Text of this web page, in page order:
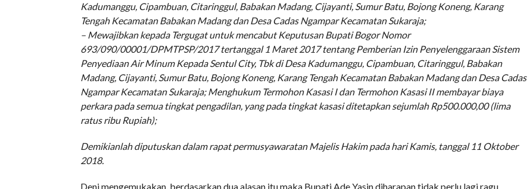
Kadumanggu, Cipambuan, Citaringgul, Babakan Madang, Cijayanti, Sumur Batu, Bojong Koneng, Karang
Tengah Kecamatan Babakan Madang dan Desa Cadas Ngampar Kecamatan Sukaraja;
– Mewajibkan kepada Tergugat untuk mencabut Keputusan Bupati Bogor Nomor
693/090/00001/DPMTPSP/2017 tertanggal 1 Maret 2017 tentang Pemberian Izin Penyelenggaraan Sistem
Penyediaan Air Minum Kepada Sentul City, Tbk di Desa Kadumanggu, Cipambuan, Citaringgul, Babakan
Madang, Cijayanti, Sumur Batu, Bojong Koneng, Karang Tengah Kecamatan Babakan Madang dan Desa Cadas
Ngampar Kecamatan Sukaraja; Menghukum Termohon Kasasi I dan Termohon Kasasi II membayar biaya
perkara pada semua tingkat pengadilan, yang pada tingkat kasasi ditetapkan sejumlah Rp500.000,00 (lima
ratus ribu Rupiah);
Demikianlah diputuskan dalam rapat permusyawaratan Majelis Hakim pada hari Kamis, tanggal 11 Oktober
2018.
Deni mengemukakan, berdasarkan dua alasan itu maka Bupati Ade Yasin diharapan tidak perlu lagi ragu